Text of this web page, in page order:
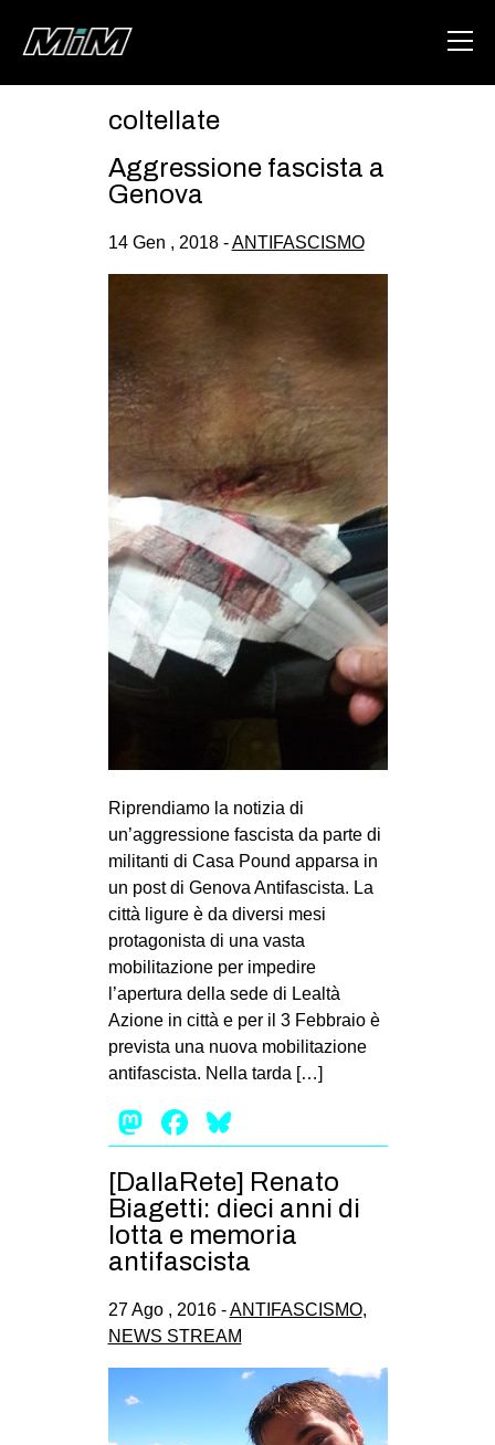
AREA
DEGENERAZIONE
CSOA LAMBRETTA
STUDENTI TSUNAMI
ZAM
MILANO
MOBILITAZIONI
SPAZI
SPORT POPOLARE
MOVIMENTI
GENERI
MIGRAZIONI
PRECARIATO
STUDENTI
CULTURE
ARTE
MANIFESTI
RECENSIONI
INTERNAZIONALE
AMERICHE
EUROPA
MEDIO ORIENTE
coltellate
Aggressione fascista a
Genova
14 Gen , 2018 -ANTIFASCISMO
Riprendiamo la notizia di
un’aggressione fascista da parte di
militanti di Casa Pound apparsa in
un post di Genova Antifascista. La
città ligure è da diversi mesi
protagonista di una vasta
mobilitazione per impedire
l’apertura della sede di Lealtà
Azione in città e per il 3 Febbraio è
prevista una nuova mobilitazione
antifascista. Nella tarda […]
Mastodon
Facebook
[DallaRete] Renato
Biagetti: dieci anni di
lotta e memoria
antifascista
27 Ago , 2016 -ANTIFASCISMO,
NEWS STREAM